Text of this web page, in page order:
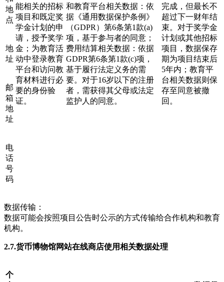
能相关的招标
项目和既定奖
学金计划的申
请，授予奖学
金；为教育活
动中登录教育
平台和访问教
育材料进行必
要的身份验
证。
和教育平台相关数据：依
据《通用数据保护条例》
（GDPR）第6条第1款(a)
项，基于参与者的同意；
费用结算相关数据：依据
GDPR第6条第1款(c)项，
基于履行法定义务的需
要。对于16岁以下的注册
者，需获得其父母或法定
监护人的同意。
完成，但最长不
超过下一财年结
束。对于奖学金
计划或其他招标
项目，数据保存
期为项目结束后
5年内；教育平
台相关数据则保
存至同意被撤
回。
地
点
地
址
邮
箱
地
址
电
话
号
码
数据传输：
数据可能会按照项目公告时公示的方式传输给合作机构和教育
机构。
2.7.货币博物馆网站在线商店使用相关数据处理
个